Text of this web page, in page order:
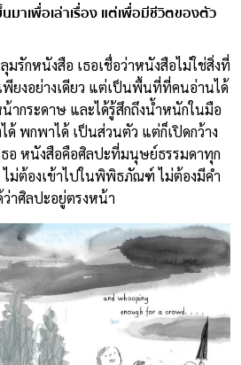
มาเพื่อเล่าเรื่อง แต่เพื่อมีชีวิตของตัว
มรักหนังสือ เธอเชื่อว่าหนังสือไม่ใช่สิ่งที่
พียงอย่างเดียว แต่เป็นพื้นที่ที่คนอ่านได้
ากระดาษ และได้รู้สึกถึงน้ำหนักในมือ
ด้ พกพาได้ เป็นส่วนตัว แต่ก็เปิดกว้าง
ธอ หนังสือคือศิลปะที่มนุษย์ธรรมดาทุก
ม่ต้องเข้าไปในพิพิธภัณฑ์ ไม่ต้องมีคำ
ว่าศิลปะอยู่ตรงหน้า